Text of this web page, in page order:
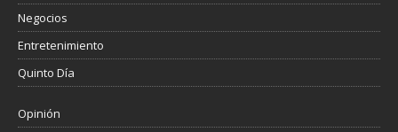
Negocios
Entretenimiento
Quinto Día
Opinión